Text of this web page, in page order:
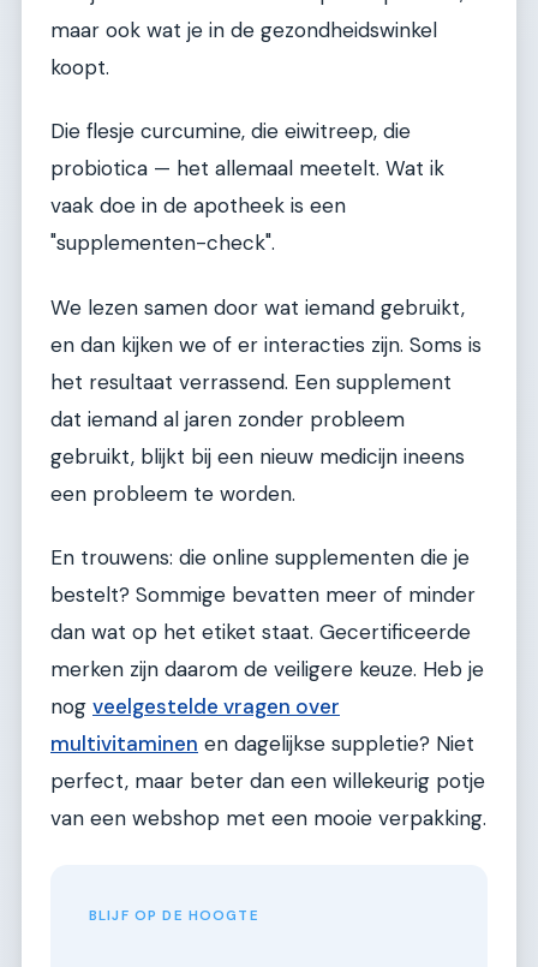
maar ook wat je in de gezondheidswinkel
koopt.
Die flesje curcumine, die eiwitreep, die
probiotica — het allemaal meetelt. Wat ik
vaak doe in de apotheek is een
"supplementen-check".
We lezen samen door wat iemand gebruikt,
en dan kijken we of er interacties zijn. Soms is
het resultaat verrassend. Een supplement
dat iemand al jaren zonder probleem
gebruikt, blijkt bij een nieuw medicijn ineens
een probleem te worden.
En trouwens: die online supplementen die je
bestelt? Sommige bevatten meer of minder
dan wat op het etiket staat. Gecertificeerde
merken zijn daarom de veiligere keuze. Heb je
nog veelgestelde vragen over
multivitaminen en dagelijkse suppletie? Niet
perfect, maar beter dan een willekeurig potje
van een webshop met een mooie verpakking.
BLIJF OP DE HOOGTE